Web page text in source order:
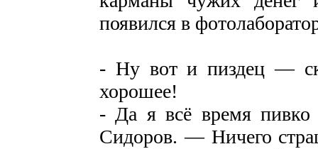
появился в
- Ну вот и пиздец —
хорошее!
- Да я всё время
Сидоров. — Ничего